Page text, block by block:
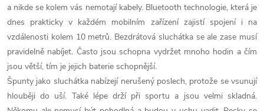
y
v
ý
p
a nikde se kolem vás nemotají kabely. Bluetooth technologie, která je
dnes prakticky v každém mobilním zařízení zajistí spojení i na
vzdálenosti kolem 10 metrů. Bezdrátová sluchátka se ale zase musí
pravidelně nabíjet. Často jsou schopna vydržet mnoho hodin a čím
jsou větší, tím je jejich baterie schopnější.
Špunty jako sluchátka nabízejí nerušený poslech, protože se vsunují
hlouběji do uší. Také lépe drží při sportu a jsou velmi skladná.